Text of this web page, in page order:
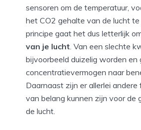
sensoren om de temperatuur,
het CO2 gehalte van de lucht te
principe gaat het dus letterlijk
van je lucht . Van een slechte
bijvoorbeeld duizelig worden en
concentratievermogen naar
Daarnaast zijn er allerlei andere
van belang kunnen zijn voor de
de lucht.